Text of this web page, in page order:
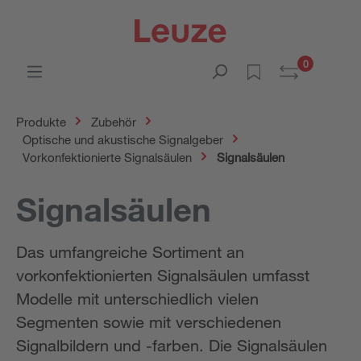
0
Produkte
Zubehör
Optische und akustische Signalgeber
Vorkonfektionierte Signalsäulen
Signalsäulen
Signalsäulen
Das umfangreiche Sortiment an
vorkonfektionierten Signalsäulen umfasst
Modelle mit unterschiedlich vielen
Segmenten sowie mit verschiedenen
Signalbildern und -farben. Die Signalsäulen